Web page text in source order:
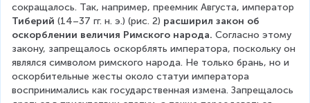
сокращалось. Так, например, преемник Августа, император
Тиберий (14–37 гг. н. э.) (рис. 2) расширил закон об
оскорблении величия Римского народа. Согласно этому
закону, запрещалось оскорблять императора, поскольку он
являлся символом римского народа. Не только брань, но и
оскорбительные жесты около статуи императора
воспринимались как государственная измена. Запрещалось